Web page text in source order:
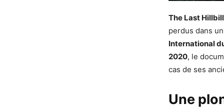
The Last
perdus dans
International
2020, le
cas de ses
Une